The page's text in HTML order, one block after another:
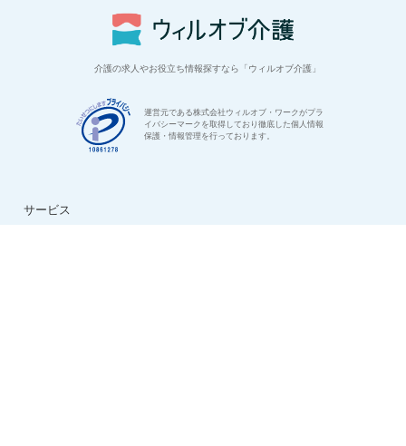
介護の求人やお役立ち情報探すなら「ウィルオブ介護」
運営元である株式会社ウィルオブ・ワークがプラ
イバシーマークを取得しており徹底した個人情報
保護・情報管理を行っております。
サービス